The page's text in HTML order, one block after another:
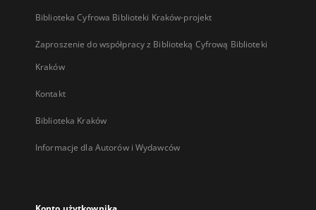
Biblioteka Cyfrowa Biblioteki Kraków-projekt
Zaproszenie do współpracy z Biblioteką Cyfrową Biblioteki
Kraków
Kontakt
Biblioteka Kraków
Informacje dla Autorów i Wydawców